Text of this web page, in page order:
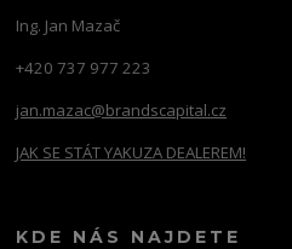
Ing. Jan Mazač
+420 737 977 223
jan.mazac@brandscapital.cz
JAK SE STÁT YAKUZA DEALEREM!
KDE NÁS NAJDETE